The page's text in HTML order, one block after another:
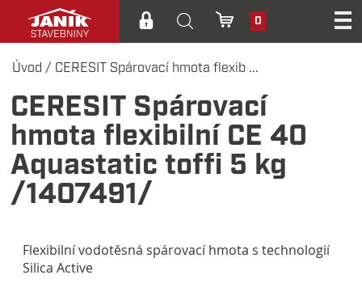
0
Úvod / CERESIT Spárovací hmota flexib ...
CERESIT Spárovací
hmota flexibilní CE 40
Aquastatic toffi 5 kg
/1407491/
Flexibilní vodotěsná spárovací hmota s technologií
Silica Active